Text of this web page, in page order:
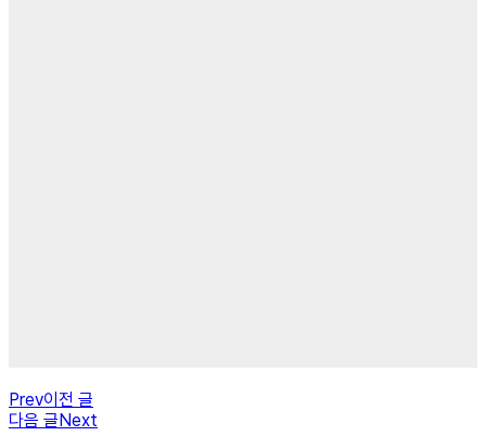
Prev이전 글
다음 글 Next